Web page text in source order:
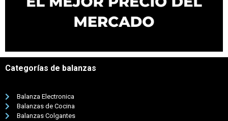
Categorías de balanzas
Balanza Electronica
Balanzas de Cocina
Balanzas Colgantes